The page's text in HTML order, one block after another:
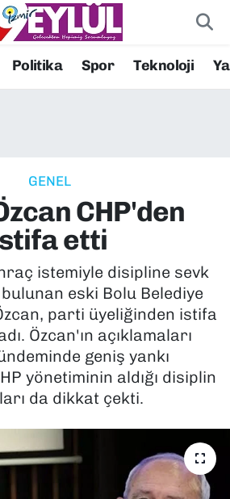
Politika Spor Teknoloji
GENEL
CHP'den
etti
istemiyle disipline sevk
eski Bolu Belediye
parti üyeliğinden istifa
Özcan'ın açıklamaları
geniş yankı
yönetiminin aldığı disiplin
da dikkat çekti.
Eczaneler
Durumu ve Fikstür